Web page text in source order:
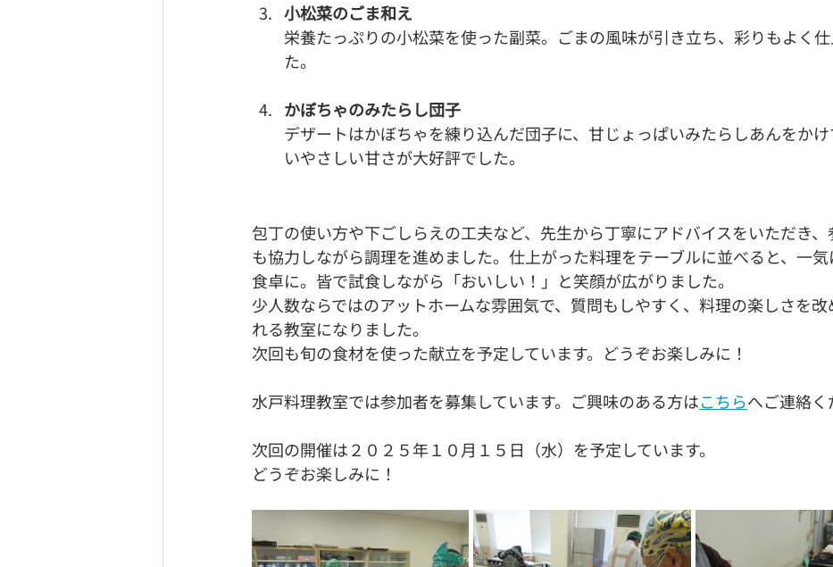
小松菜のごま和え
栄養たっぷりの小松菜を使った副菜。ごまの風味が引き立ち、彩りもよく
た。
かぼちゃのみたらし団子
デザートはかぼちゃを練り込んだ団子に、甘じょっぱいみたらしあんをか
いやさしい甘さが大好評でした。
包丁の使い方や下ごしらえの工夫など、先生から丁寧にアドバイスをいただき、
も協力しながら調理を進めました。仕上がった料理をテーブルに並べると、一
食卓に。皆で試食しながら「おいしい！」と笑顔が広がりました。
少人数ならではのアットホームな雰囲気で、質問もしやすく、料理の楽しさを改
れる教室になりました。
次回も旬の食材を使った献立を予定しています。どうぞお楽しみに！
水戸料理教室では参加者を募集しています。ご興味のある方はこちらへご連絡く
次回の開催は２０２５年１０月１５日（水）を予定しています。
どうぞお楽しみに！